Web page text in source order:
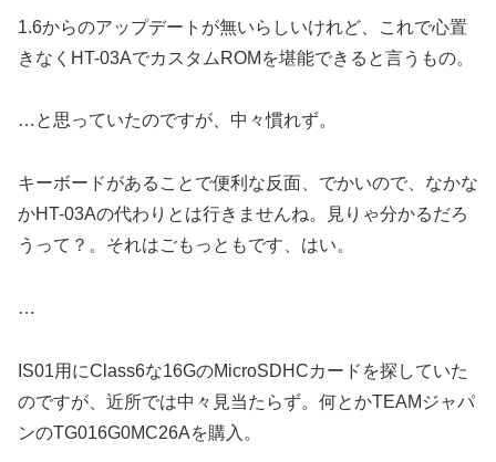
1.6からのアップデートが無いらしいけれど、これで心置
きなくHT-03AでカスタムROMを堪能できると言うもの。
…と思っていたのですが、中々慣れず。
キーボードがあることで便利な反面、でかいので、なかな
かHT-03Aの代わりとは行きませんね。見りゃ分かるだろ
うって？。それはごもっともです、はい。
…
IS01用にClass6な16GのMicroSDHCカードを探していた
のですが、近所では中々見当たらず。何とかTEAMジャパ
ンのTG016G0MC26Aを購入。